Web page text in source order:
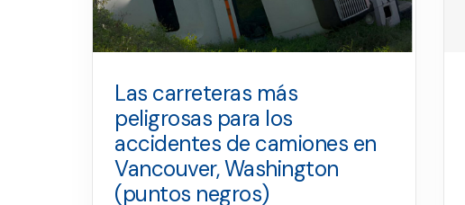
Las carreteras más
peligrosas para los
accidentes de camiones en
Vancouver, Washington
(puntos negros)